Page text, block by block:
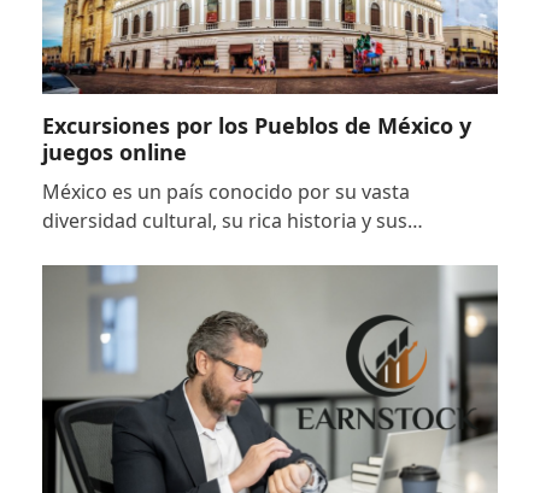
Excursiones por los Pueblos de México y
juegos online
México es un país conocido por su vasta
diversidad cultural, su rica historia y sus…